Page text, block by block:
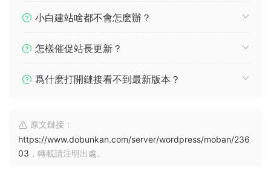
小白建站啥都不會怎麽辦？
怎樣催促站長更新？
爲什麽打開鏈接看不到最新版本？
原文鏈接：
https://www.dobunkan.com/server/wordpress/moban/236
03 ，轉載請注明出處。